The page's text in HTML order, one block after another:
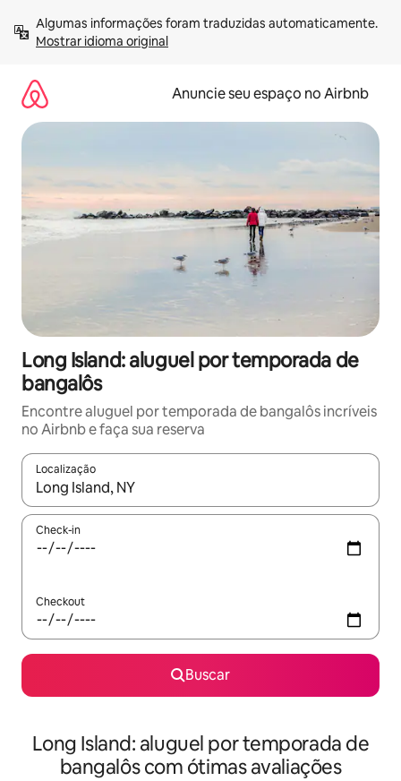
para
Mostrar idioma original
Anuncie seu espaço no Airbnb
Long Island: aluguel por temporada de
bangalôs
Encontre aluguel por temporada de bangalôs incríveis
no Airbnb e faça sua reserva
Localização
Quando os resultados estiverem disponíveis, explore-os
Check-in
Checkout
Buscar
Long Island: aluguel por temporada de
bangalôs com ótimas avaliações